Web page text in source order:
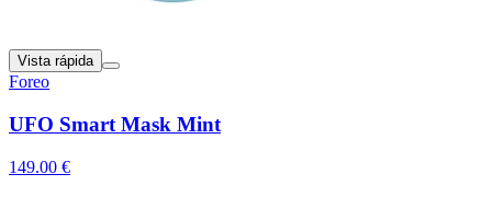
Vista rápida
Foreo
UFO Smart Mask Mint
149.00 €